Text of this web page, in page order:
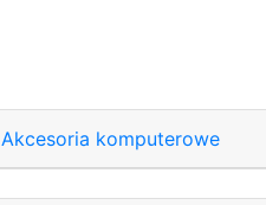
Akcesoria komputerowe